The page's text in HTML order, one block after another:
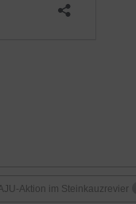
Aktion im Steinkauzrevier